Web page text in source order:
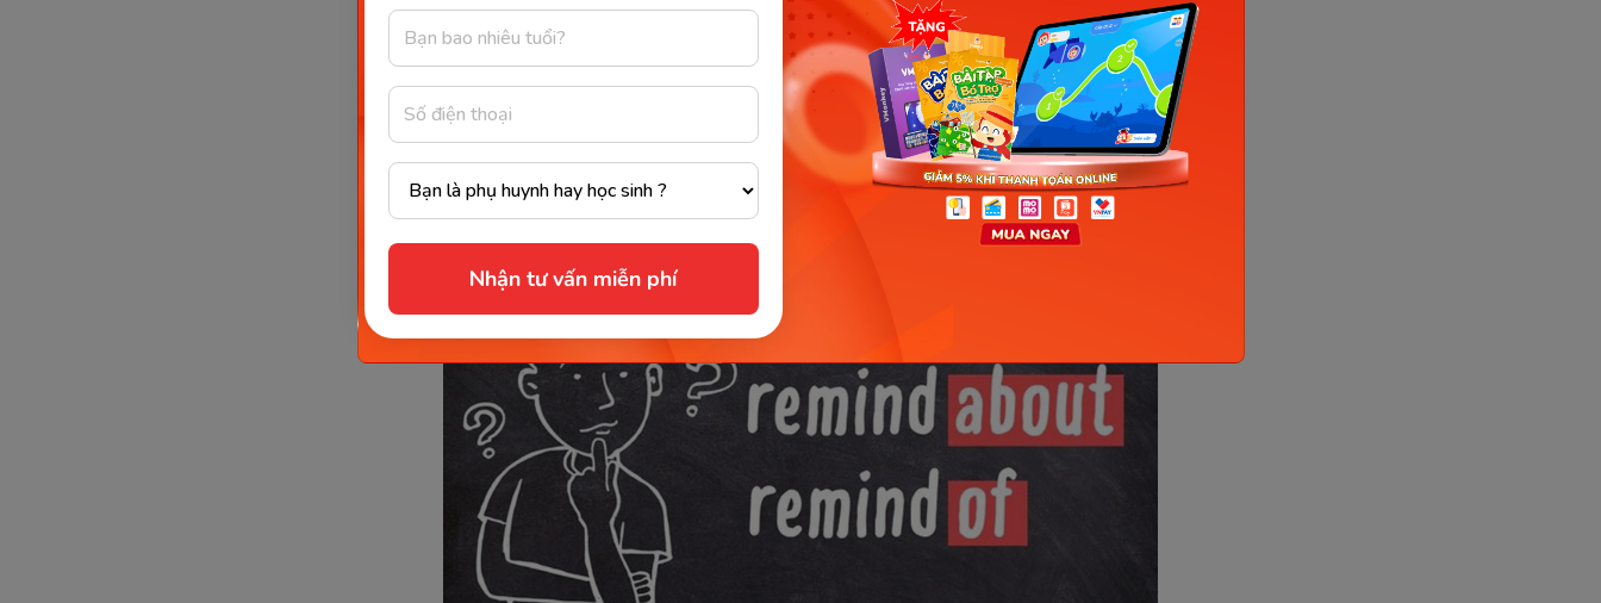
Nhận tư vấn miễn phí
This photo reminds me of when we first met. → Bức ảnh khiến tôi
nhớ khoảnh khắc chúng ta gặp nhau lần đầu.
Các lỗi sai thường gặp:
Người học hay nhầm sang “remind about” dù câu mang ý liên tưởng,
nhưng “about” không dùng để mô tả ký ức hay sự giống nhau.
Một lỗi khác là thêm sai tân ngữ, ví dụ “reminds about me childhood”,